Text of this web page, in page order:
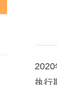
执行